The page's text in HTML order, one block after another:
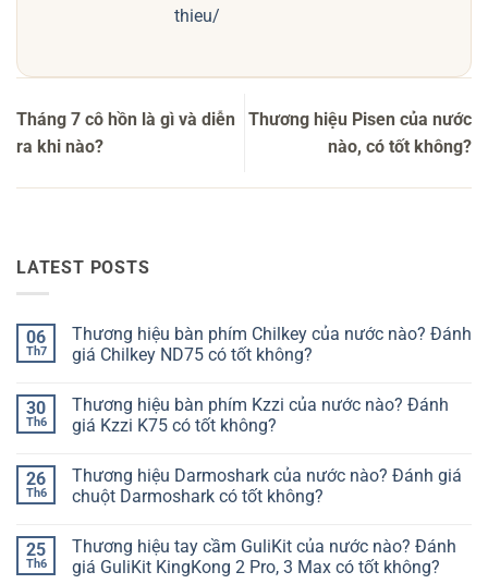
thieu/
Tháng 7 cô hồn là gì và diễn
ra khi nào?
Thương hiệu Pisen của nước
nào, có tốt không?
LATEST POSTS
06
Th7
Thương hiệu bàn phím Chilkey của nước nào? Đánh
giá Chilkey ND75 có tốt không?
bình
luận
ở
bàn
phím
Chilkey
nào?
Đánh
giá
30
Th6
Thương hiệu bàn phím Kzzi của nước nào? Đánh
giá Kzzi K75 có tốt không?
bình
luận
ở
bàn
phím
Kzzi
26
Th6
Thương hiệu Darmoshark của nước nào? Đánh giá
chuột Darmoshark có tốt không?
bình
luận
ở
25
Th6
Thương hiệu tay cầm GuliKit của nước nào? Đánh
giá GuliKit KingKong 2 Pro, 3 Max có tốt không?